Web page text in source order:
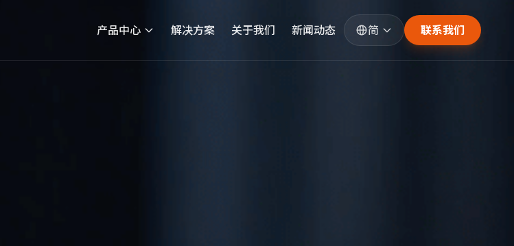
产品中心
解决方案 关于我们 新闻动态 简 联系我们